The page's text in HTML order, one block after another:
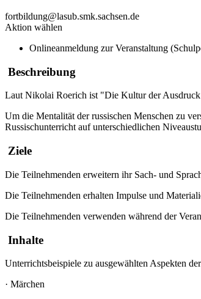
fortbildung@lasub.smk.sachsen.de
Aktion wählen
Onlineanmeldung zur Veranstaltung
Beschreibung
Laut Nikolai Roerich ist "Die Kultur der Ausdruck
Um die Mentalität der russischen Menschen zu
Russischunterricht auf unterschiedlichen
Ziele
Die Teilnehmenden erweitern ihr Sach- und
Die Teilnehmenden erhalten Impulse und
Die Teilnehmenden verwenden während der
Inhalte
Unterrichtsbeispiele zu ausgewählten Aspekten
· Märchen